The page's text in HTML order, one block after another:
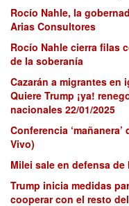
Rocío Nahle, la
Arias Consultores
Rocío Nahle cierra filas
de la soberanía
Cazarán a migrantes en
Quiere Trump ¡ya!
nacionales 22/01/2025
Conferencia
Vivo)
Milei sale en defensa de
Trump inicia medidas
cooperar con el resto